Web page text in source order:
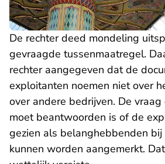
De rechter deed mondeling
gevraagde tussenmaatregel.
rechter aangegeven dat de
exploitanten noemen niet over
over andere bedrijven. De
moet beantwoorden is of de
gezien als belanghebbenden
kunnen worden aangemerkt.